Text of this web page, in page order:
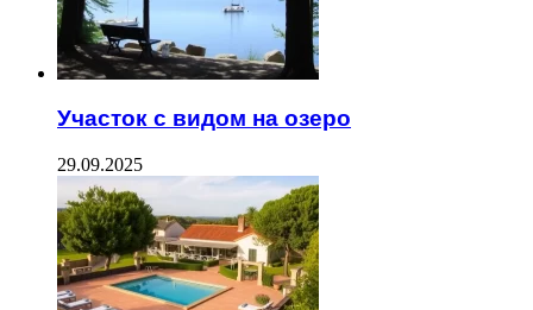
Участок с видом на озеро
29.09.2025